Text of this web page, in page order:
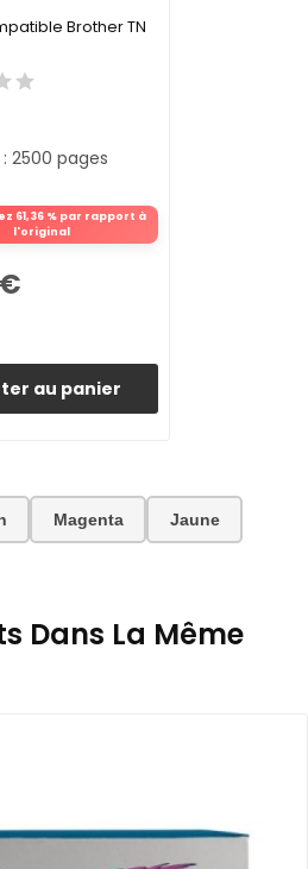
Brother TN
61,36 % par rapport à
l'original
2500 pages
au panier
Magenta Jaune
Dans La Même